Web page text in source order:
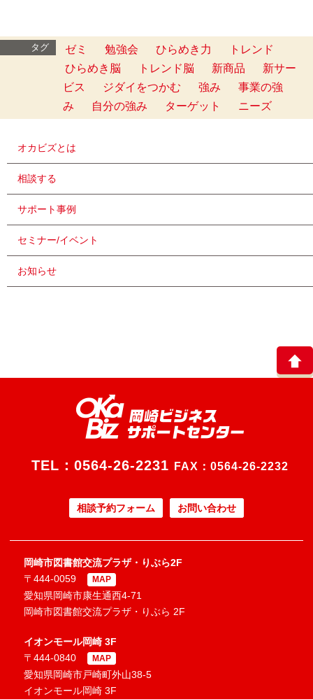
タグ ゼミ 勉強会 ひらめき力
トレンド
ひらめき脳
トレンド脳 新商品
新サー
ビス
ジダイをつかむ 強み
事業の強
み
自分の強み ターゲット ニーズ
オカビズとは
相談する
サポート事例
セミナー/イベント
お知らせ
TEL： 0564-26-2231 FAX：0564-26-2232
相談予約フォーム お問い合わせ
岡崎市図書館交流プラザ・りぶら2F
〒444-0059
MAP
愛知県岡崎市康生通西4-71
岡崎市図書館交流プラザ・りぶら 2F
イオンモール岡崎 3F
〒444-0840
MAP
愛知県岡崎市戸崎町外山38-5
イオンモール岡崎 3F